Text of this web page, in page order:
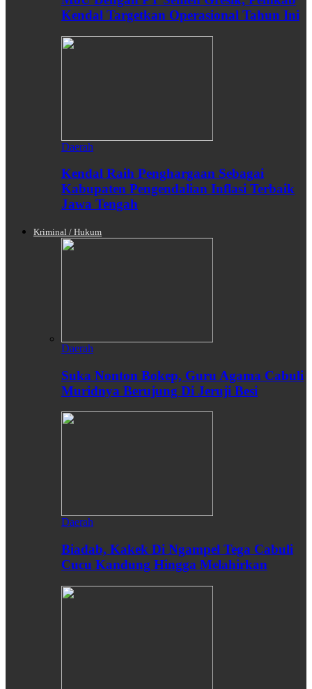
Kendal Targetkan Operasional Tahun Ini
Daerah
Kendal Raih Penghargaan Sebagai
Kabupaten Pengendalian Inflasi Terbaik
Jawa Tengah
Kriminal / Hukum
Daerah
Suka Nonton Bokep, Guru Agama Cabuli
Muridnya Berujung Di Jeruji Besi
Daerah
Biadab, Kakek Di Ngampel Tega Cabuli
Cucu Kandung Hingga Melahirkan